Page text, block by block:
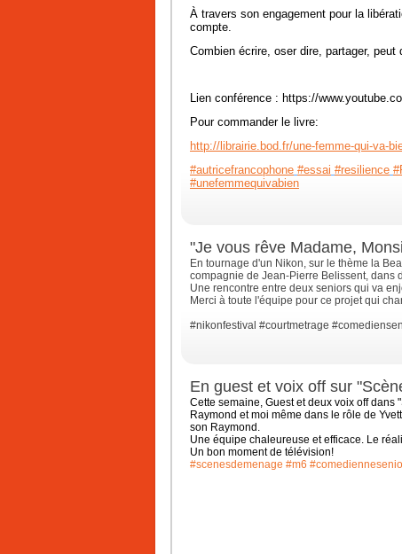
À travers son engagement pour la
compte.
Combien écrire, oser dire, partager,
Lien conférence : https://
Pour commander le livre:
http://librairie.bod.fr/une-femme-qui-va-
#autricefrancophone #essai #resilience
#unefemmequivabien
"Je vous rêve Madame,
En tournage d'un Nikon, sur le thème la
compagnie de Jean-Pierre Belissent, dans
Une rencontre entre deux seniors qui va
Merci à toute l'équipe pour ce projet qui
#nikonfestival #courtmetrage
En guest et voix off sur
Cette semaine, Guest et deux voix off dans
Raymond et moi même dans le rôle de
son Raymond.
Une équipe chaleureuse et efficace. Le
Un bon moment de télévision!
#scenesdemenage #m6